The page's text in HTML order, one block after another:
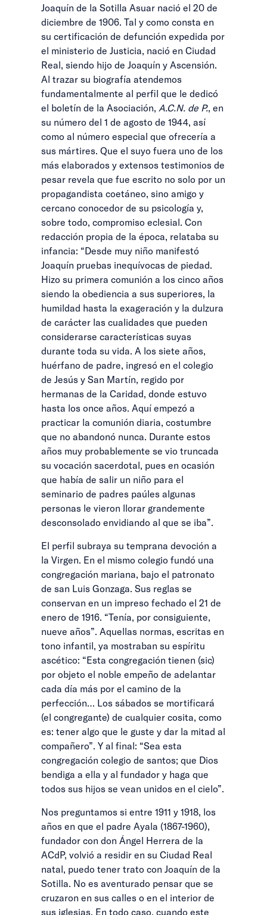
Joaquín de la Sotilla Asuar nació el 20 de
diciembre de 1906. Tal y como consta en
su certificación de defunción expedida por
el ministerio de Justicia, nació en Ciudad
Real, siendo hijo de Joaquín y Ascensión.
Al trazar su biografía atendemos
fundamentalmente al perfil que le dedicó
el boletín de la Asociación, A.C.N. de P., en
su número del 1 de agosto de 1944, así
como al número especial que ofrecería a
sus mártires. Que el suyo fuera uno de los
más elaborados y extensos testimonios de
pesar revela que fue escrito no solo por un
propagandista coetáneo, sino amigo y
cercano conocedor de su psicología y,
sobre todo, compromiso eclesial. Con
redacción propia de la época, relataba su
infancia: “Desde muy niño manifestó
Joaquín pruebas inequívocas de piedad.
Hizo su primera comunión a los cinco años
siendo la obediencia a sus superiores, la
humildad hasta la exageración y la dulzura
de carácter las cualidades que pueden
considerarse características suyas
durante toda su vida. A los siete años,
huérfano de padre, ingresó en el colegio
de Jesús y San Martín, regido por
hermanas de la Caridad, donde estuvo
hasta los once años. Aquí empezó a
practicar la comunión diaria, costumbre
que no abandonó nunca. Durante estos
años muy probablemente se vio truncada
su vocación sacerdotal, pues en ocasión
que había de salir un niño para el
seminario de padres paúles algunas
personas le vieron llorar grandemente
desconsolado envidiando al que se iba”.
El perfil subraya su temprana devoción a
la Virgen. En el mismo colegio fundó una
congregación mariana, bajo el patronato
de san Luis Gonzaga. Sus reglas se
conservan en un impreso fechado el 21 de
enero de 1916. “Tenía, por consiguiente,
nueve años”. Aquellas normas, escritas en
tono infantil, ya mostraban su espíritu
ascético: “Esta congregación tienen (sic)
por objeto el noble empeño de adelantar
cada día más por el camino de la
perfección… Los sábados se mortificará
(el congregante) de cualquier cosita, como
es: tener algo que le guste y dar la mitad al
compañero”. Y al final: “Sea esta
congregación colegio de santos; que Dios
bendiga a ella y al fundador y haga que
todos sus hijos se vean unidos en el cielo”.
Nos preguntamos si entre 1911 y 1918, los
años en que el padre Ayala (1867-1960),
fundador con don Ángel Herrera de la
ACdP, volvió a residir en su Ciudad Real
natal, puedo tener trato con Joaquín de la
Sotilla. No es aventurado pensar que se
cruzaron en sus calles o en el interior de
sus iglesias. En todo caso, cuando este